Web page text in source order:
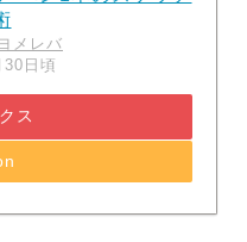
ヨメレバ
日頃
ス